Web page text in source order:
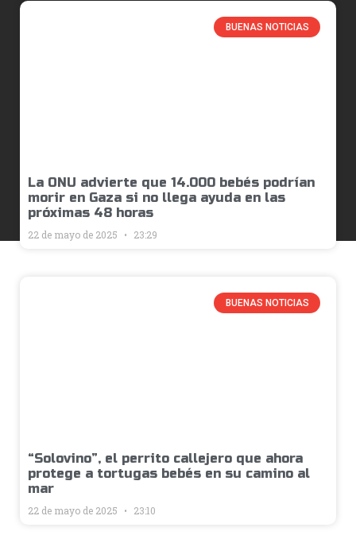
BUENAS NOTICIAS
La ONU advierte que 14.000 bebés podrían
morir en Gaza si no llega ayuda en las
próximas 48 horas
22 de mayo de 2025 23:29
BUENAS NOTICIAS
“Solovino”, el perrito callejero que ahora
protege a tortugas bebés en su camino al
mar
22 de mayo de 2025 23:10